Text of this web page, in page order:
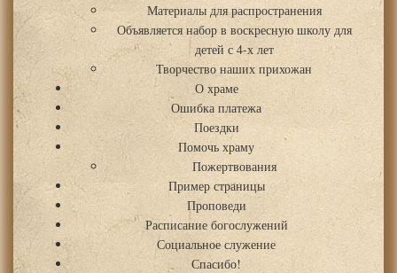
Материалы для распространения
Объявляется набор в воскресную школу для
детей с 4-х лет
Творчество наших прихожан
О храме
Ошибка платежа
Поездки
Помочь храму
Пожертвования
Пример страницы
Проповеди
Расписание богослужений
Социальное служение
Спасибо!